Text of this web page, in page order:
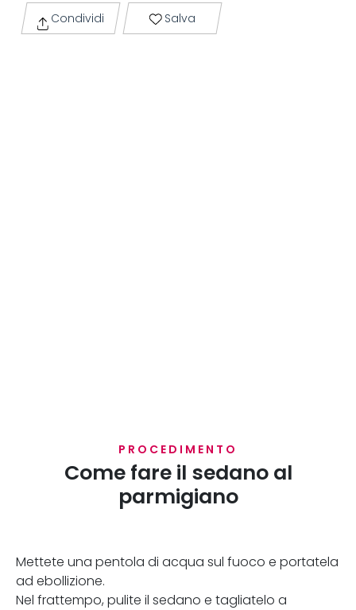
Condividi Salva
PROCEDIMENTO
Come fare il sedano al
parmigiano
Mettete una pentola di acqua sul fuoco e portatela
ad ebollizione.
Nel frattempo, pulite il sedano e tagliatelo a